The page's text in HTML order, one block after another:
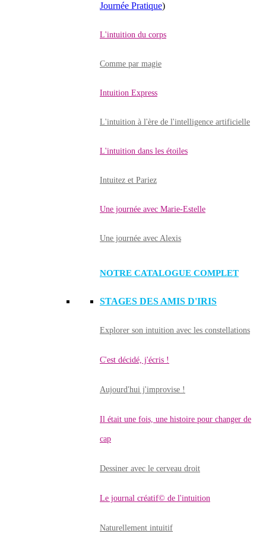
Journée Pratique)
L'intuition du corps
Comme par magie
Intuition Express
L'intuition à l'ère de l'intelligence artificielle
L'intuition dans les étoiles
Intuitez et Pariez
Une journée avec Marie-Estelle
Une journée avec Alexis
NOTRE CATALOGUE COMPLET
STAGES DES AMIS D'IRIS
Explorer son intuition avec les constellations
C'est décidé, j'écris !
Aujourd'hui j'improvise !
Il était une fois, une histoire pour changer de
cap
Dessiner avec le cerveau droit
Le journal créatif© de l'intuition
Naturellement intuitif